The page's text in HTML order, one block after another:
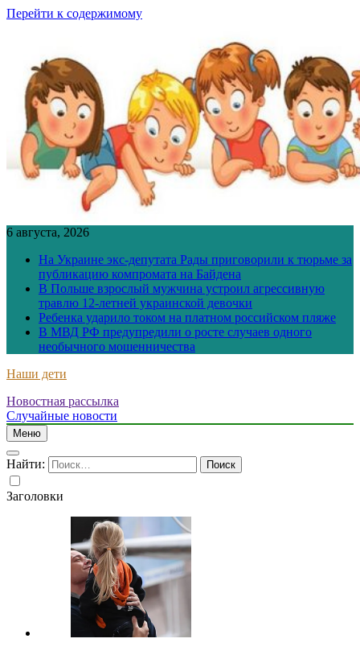
Перейти к содержимому
6 августа, 2026
На Украине экс-депутата Рады приговорили к тюрьме за
публикацию компромата на Байдена
В Польше взрослый мужчина устроил агрессивную
травлю 12-летней украинской девочки
Ребенка ударило током на платном российском пляже
В МВД РФ предупредили о росте случаев одного
необычного мошенничества
Наши дети
Новостная рассылка
Случайные новости
Меню
Найти:
Заголовки